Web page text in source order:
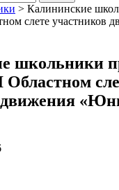
> Калининские
слете участников
школьники
Областном
движения